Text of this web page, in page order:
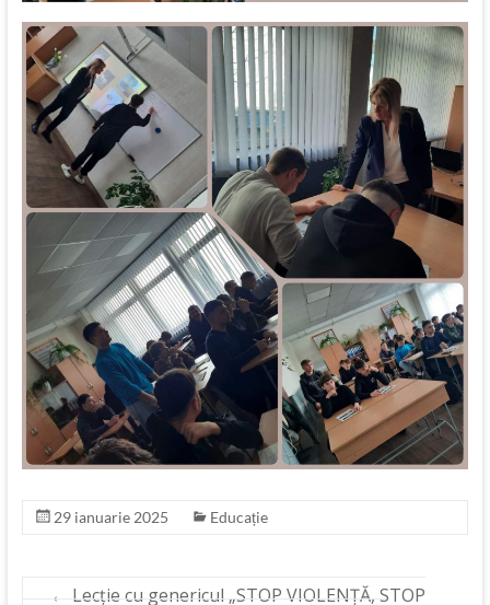
29 ianuarie 2025 Educație
←
Lecție cu genericul „STOP VIOLENȚĂ, STOP